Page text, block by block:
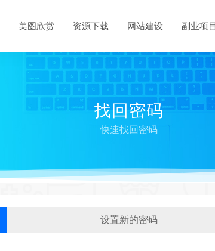
美图欣赏 资源下载 网站建设 副业项目
找回密码
快速找回密码
设置新的密码